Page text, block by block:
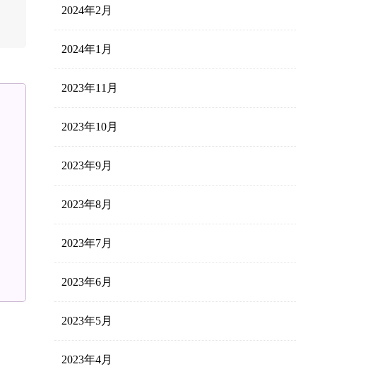
2024年2月
2024年1月
2023年11月
2023年10月
2023年9月
2023年8月
2023年7月
2023年6月
2023年5月
2023年4月